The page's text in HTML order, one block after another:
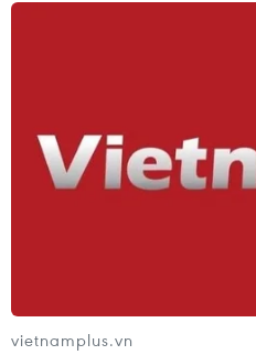
vietnamplus.vn